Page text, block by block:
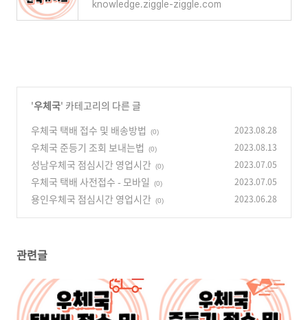
knowledge.ziggle-ziggle.com
'우체국' 카테고리의 다른 글
우체국 택배 접수 및 배송방법
(0) 2023.08.28
우체국 준등기 조회 보내는법 (0) 2023.08.13
성남우체국 점심시간 영업시간 (0) 2023.07.05
우체국 택배 사전접수 - 모바일 (0) 2023.07.05
용인우체국 점심시간 영업시간 (0) 2023.06.28
관련글